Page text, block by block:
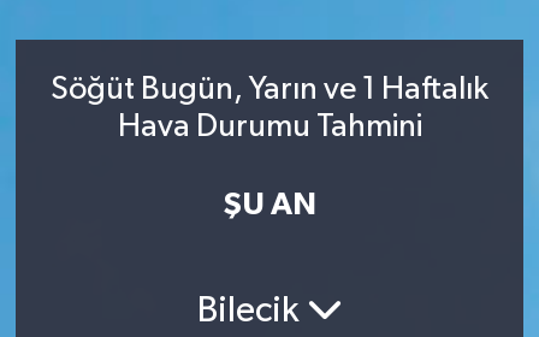
Söğüt Bugün, Yarın ve 1 Haftalık
Hava Durumu Tahmini
ŞU AN
Bilecik
Son Dakika Haberleri